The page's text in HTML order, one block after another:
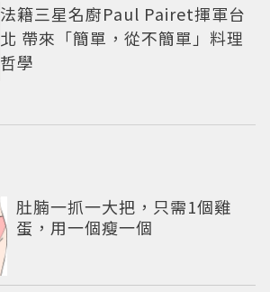
法籍三星名廚Paul Pairet揮軍台
北 帶來「簡單，從不簡單」料理
哲學
肚腩一抓一大把，只需1個雞
蛋，用一個瘦一個